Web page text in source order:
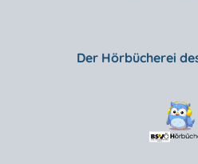
Der Hörbücherei